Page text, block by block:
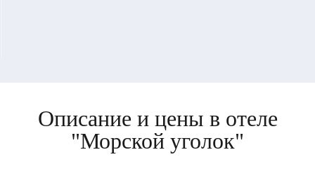
Описание и цены в отеле
"Морской уголок"